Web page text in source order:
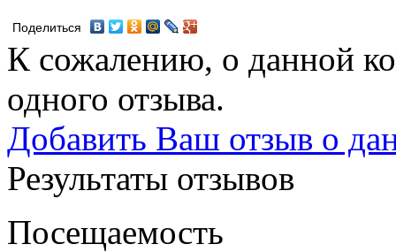
Поделиться
К сожалению, о данной
одного отзыва.
Добавить Ваш отзыв о
Результаты отзывов
Посещаемость